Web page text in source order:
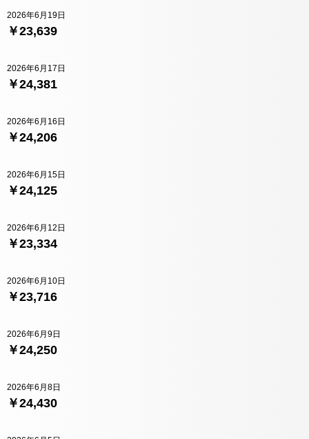
￥23,639
2026年6月19日
￥24,381
2026年6月17日
￥24,206
2026年6月16日
￥24,125
2026年6月15日
￥23,334
2026年6月12日
￥23,716
2026年6月10日
￥24,250
2026年6月9日
￥24,430
2026年6月8日